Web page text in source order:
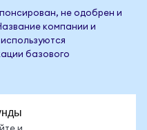
не одобрен и
компании и
базового